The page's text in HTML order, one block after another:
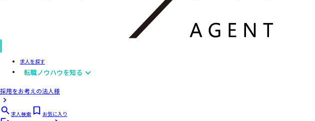
求人を探す
転職ノウハウを知る
採用をお考えの法人様
求人検索
お気に入り